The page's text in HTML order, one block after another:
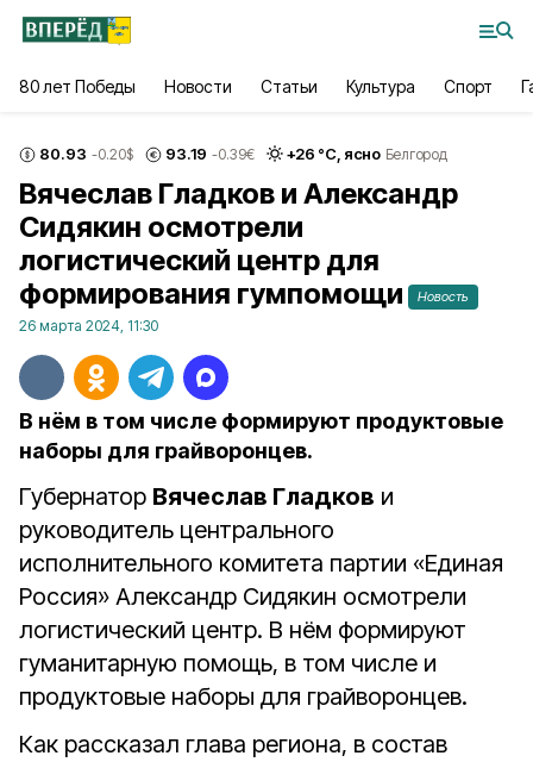
80 лет Победы Новости Статьи Культура Спорт
80.93 -0.20$ 93.19 -0.39€ +26 °С, ясно Белгород
Вячеслав Гладков и Александр
Сидякин осмотрели
логистический центр для
формирования гумпомощи
Новость
26 марта 2024, 11:30
В нём в том числе формируют продуктовые
наборы для грайворонцев.
Губернатор Вячеслав Гладков и
руководитель центрального
исполнительного комитета партии «Единая
Россия» Александр Сидякин осмотрели
логистический центр. В нём формируют
гуманитарную помощь, в том числе и
продуктовые наборы для грайворонцев.
Как рассказал глава региона, в состав